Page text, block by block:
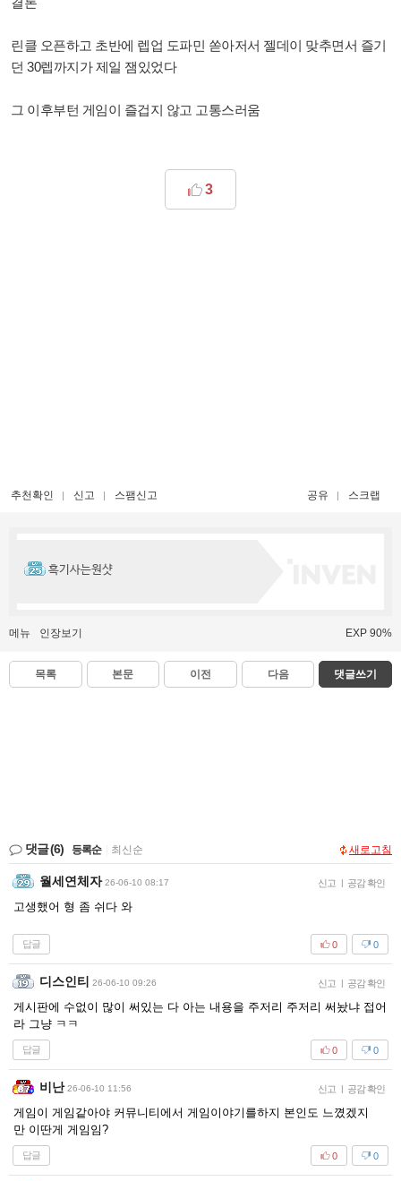
린클 오픈하고 초반에 렙업 도파민 쏟아저서 젤데이 맞추면서 즐기
던 30렙까지가 제일 잼있었다
그 이후부턴 게임이 즐겁지 않고 고통스러움
3
추천확인 신고 스팸신고 공유 스크랩
흑기사는원샷
메뉴 인장보기 EXP 90%
목록 본문 이전 다음 댓글쓰기
댓글(6) 등록순 최신순 새로고침
월세연체자 26-06-10 08:17 신고 | 공감 확인
고생했어 형 좀 쉬다 와
답글 0
0
디스인티 26-06-10 09:26 신고 | 공감 확인
게시판에 수없이 많이 써있는 다 아는 내용을 주저리 주저리 써놨냐 접어
라 그냥 ㅋㅋ
답글 0
0
비난 26-06-10 11:56 신고 | 공감 확인
게임이 게임같아야 커뮤니티에서 게임이야기를하지 본인도 느꼈겠지
만 이딴게 게임임?
답글 0
0